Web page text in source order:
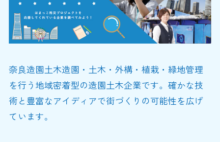
奈良造園土木造園・土木・外構・植栽・緑地管理
を行う地域密着型の造園土木企業です。確かな技
術と豊富なアイディアで街づくりの可能性を広げ
ています。